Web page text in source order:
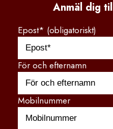
Anmäl dig
Epost* (obligatoriskt)
För och efternamn
Mobilnummer